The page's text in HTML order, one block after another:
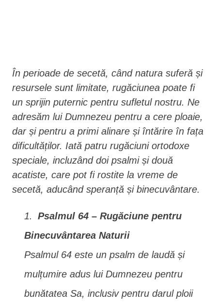
În perioade de secetă, când natura suferă și
resursele sunt limitate, rugăciunea poate fi
un sprijin puternic pentru sufletul nostru. Ne
adresăm lui Dumnezeu pentru a cere ploaie,
dar și pentru a primi alinare și întărire în fața
dificultăților. Iată patru rugăciuni ortodoxe
speciale, incluzând doi psalmi și două
acatiste, care pot fi rostite la vreme de
secetă, aducând speranță și binecuvântare.
Psalmul 64 – Rugăciune pentru
Binecuvântarea Naturii
Psalmul 64 este un psalm de laudă și
mulțumire adus lui Dumnezeu pentru
bunătatea Sa, inclusiv pentru darul ploii